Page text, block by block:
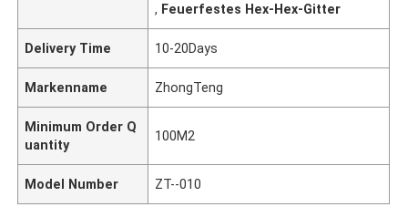
, Feuerfestes Hex-Hex-Gitter
Delivery Time 10-20Days
Markenname ZhongTeng
Minimum Order Q
uantity
100M2
Model Number ZT--010